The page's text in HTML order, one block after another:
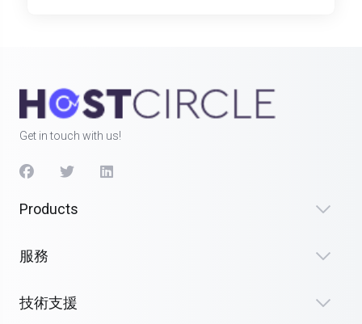
Get in touch with us!
Products
服務
技術支援